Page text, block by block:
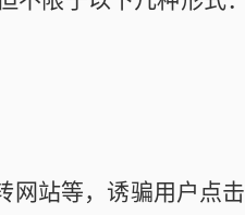
网站等，诱骗用户点击